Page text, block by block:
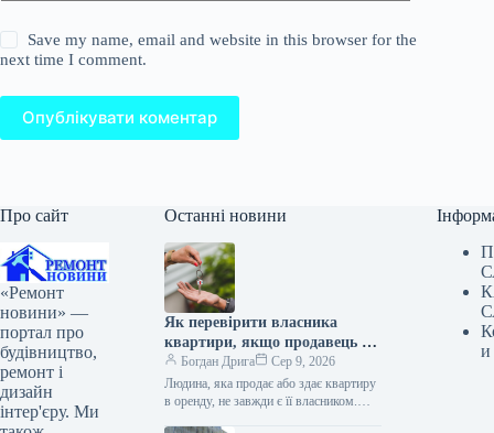
Save my name, email and website in this browser for the
next time I comment.
Опублікувати коментар
Про сайт
«Ремонт
новини» —
портал про
будівництво,
ремонт і
дизайн
інтер'єру. Ми
Останні новини
Як перевірити власника
квартири, якщо продавець не
господар
Богдан Дрига
Сер 9, 2026
Людина, яка продає або здає квартиру
в оренду, не завжди є її власником.
и